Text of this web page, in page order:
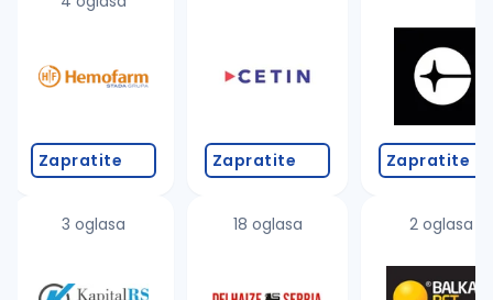
Zapratite
3 oglasa
Zapratite
18 oglasa
Zapratite
2 oglasa